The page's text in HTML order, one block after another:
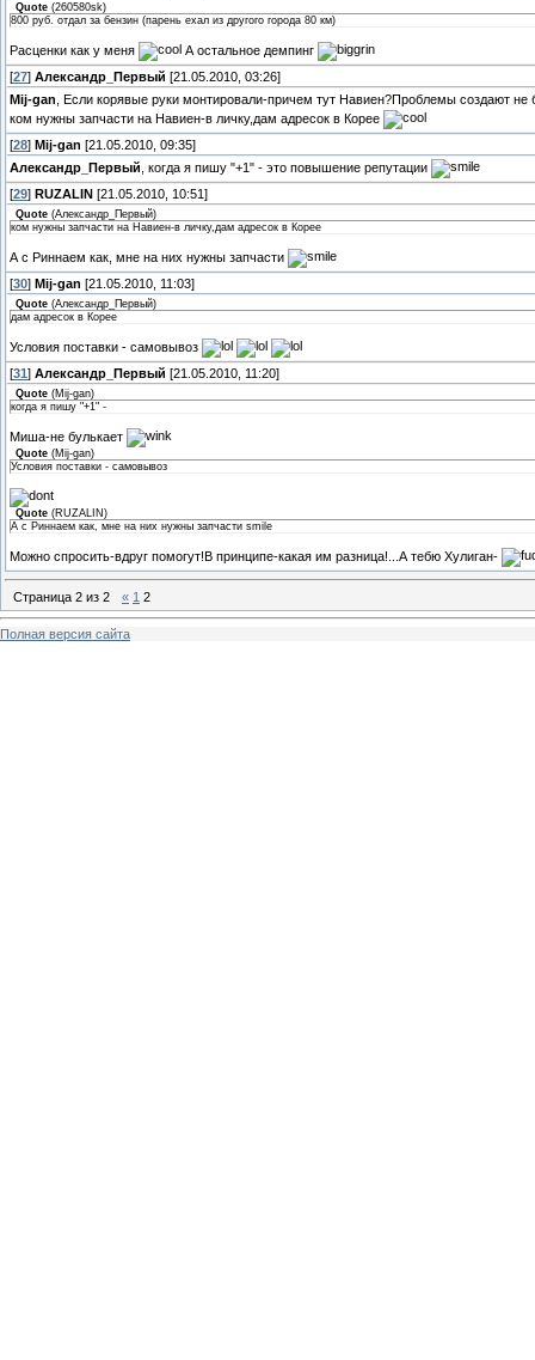
Quote (260580sk)
800 руб. отдал за бензин (парень ехал из другого города 80 км)
Расценки как у меня
А остальное демпинг
[27] Александр_Первый [21.05.2010, 03:26]
Mij-gan , Если корявые руки монтировали-причем тут Навиен?Проблемы создают
ком нужны запчасти на Навиен-в личку,дам адресок в Корее
[28] Mij-gan [21.05.2010, 09:35]
Александр_Первый , когда я пишу "+1" - это повышение репутации
[29] RUZALIN [21.05.2010, 10:51]
Quote (Александр_Первый)
ком нужны запчасти на Навиен-в личку,дам адресок в Корее
А с Риннаем как, мне на них нужны запчасти
[30] Mij-gan [21.05.2010, 11:03]
Quote (Александр_Первый)
дам адресок в Корее
Условия поставки - самовывоз
[31 ] Александр_Первый [21.05.2010, 11:20]
Quote (Mij-gan)
когда я пишу "+1" -
Миша-не булькает
Quote (Mij-gan)
Условия поставки - самовывоз
Quote (RUZALIN )
А с Риннаем как, мне на них нужны запчасти smile
Можно спросить-вдруг помогут!В принципе-какая им разница!...А тебю Хулиган-
Страница 2 из 2 « 1 2
Полная версия сайта